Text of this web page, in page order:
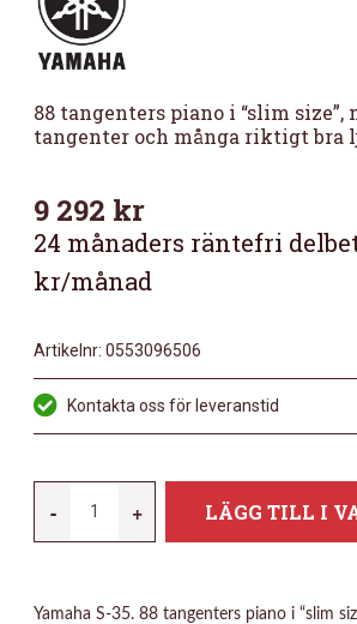
88 tangenters piano i “slim size”,
tangenter och många riktigt bra
9 292 kr
24 månaders räntefri
kr/månad
Artikelnr: 0553096506
Kontakta oss för leveranstid
- + LÄGG TILL I
Yamaha S-35. 88 tangenters piano i “slim